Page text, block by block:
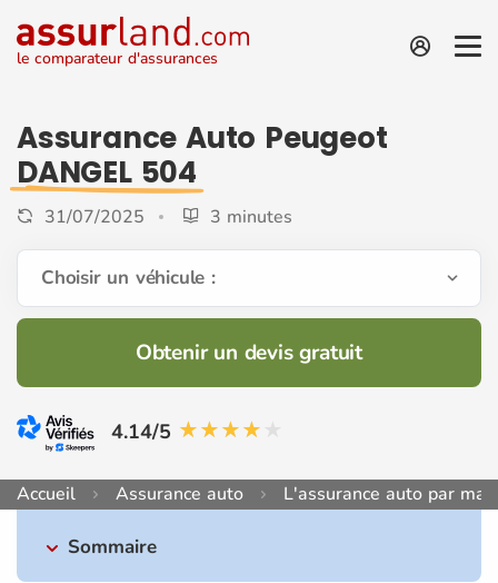
le comparateur d'assurances
Assurance Auto Peugeot
DANGEL 504
31/07/2025 3 minutes
Choisir un véhicule :
Obtenir un devis gratuit
4.14/5
Accueil Assurance auto L'assurance auto par
Sommaire